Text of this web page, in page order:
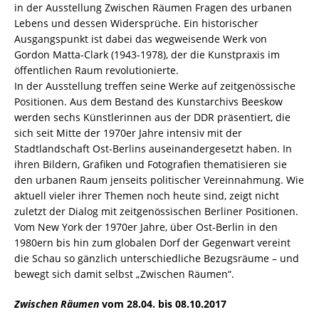
in der Ausstellung Zwischen Räumen Fragen des urbanen
Lebens und dessen Widersprüche. Ein historischer
Ausgangspunkt ist dabei das wegweisende Werk von
Gordon Matta-Clark (1943-1978), der die Kunstpraxis im
öffentlichen Raum revolutionierte.
In der Ausstellung treffen seine Werke auf zeitgenössische
Positionen. Aus dem Bestand des Kunstarchivs Beeskow
werden sechs Künstlerinnen aus der DDR präsentiert, die
sich seit Mitte der 1970er Jahre intensiv mit der
Stadtlandschaft Ost-Berlins auseinandergesetzt haben. In
ihren Bildern, Grafiken und Fotografien thematisieren sie
den urbanen Raum jenseits politischer Vereinnahmung. Wie
aktuell vieler ihrer Themen noch heute sind, zeigt nicht
zuletzt der Dialog mit zeitgenössischen Berliner Positionen.
Vom New York der 1970er Jahre, über Ost-Berlin in den
1980ern bis hin zum globalen Dorf der Gegenwart vereint
die Schau so gänzlich unterschiedliche Bezugsräume – und
bewegt sich damit selbst „Zwischen Räumen“.
Zwischen Räumen vom 28.04. bis 08.10.2017